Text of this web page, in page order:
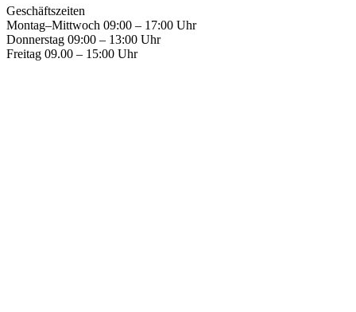
Geschäftszeiten
Montag–Mittwoch 09:00 – 17:00 Uhr
Donnerstag 09:00 – 13:00 Uhr
Freitag 09.00 – 15:00 Uhr